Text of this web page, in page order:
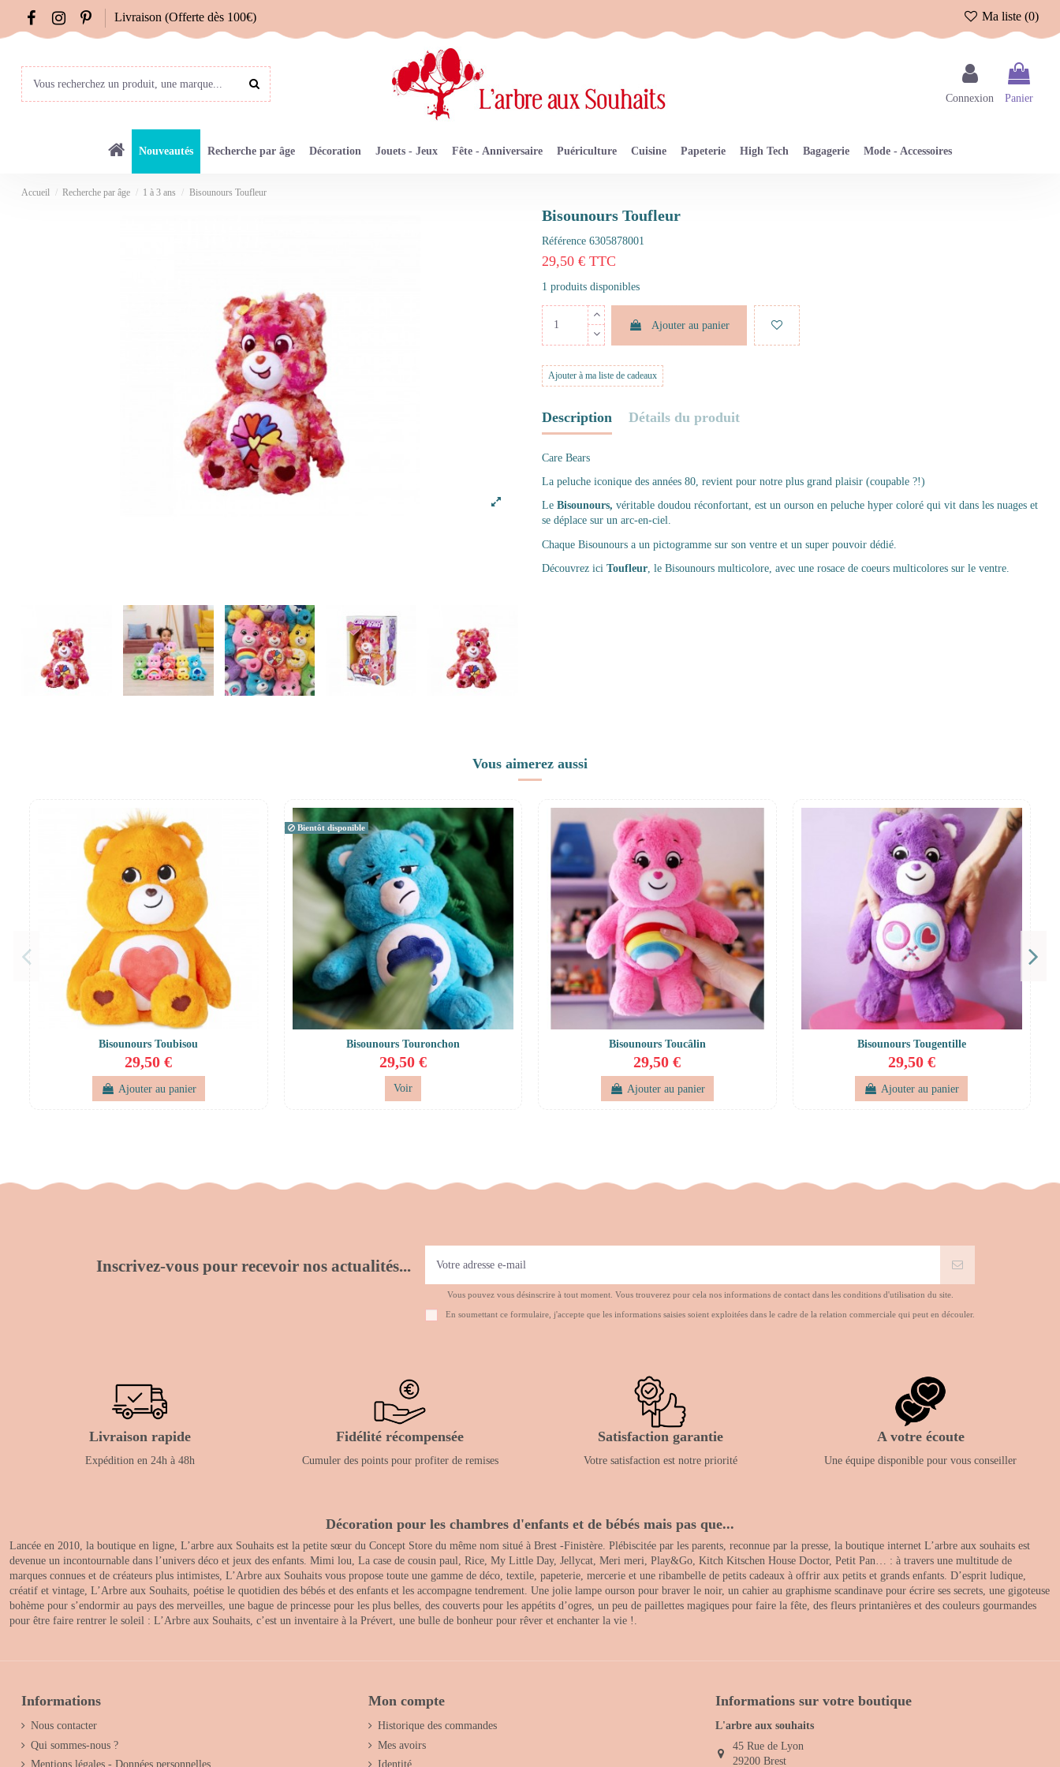
Livraison (Offerte dès 100€) Ma liste (0)
Connexion Panier
Nouveautés Recherche par âge Décoration Jouets - Jeux Fête - Anniversaire Puériculture Cuisine Papeterie High Tech Bagagerie Mode - Accessoires
Accueil Recherche par âge 1 à 3 ans Bisounours Toufleur
Bisounours Toufleur
Référence 6305878001
29,50 € TTC
1 produits disponibles
Ajouter au panier
Ajouter à ma liste de cadeaux
Description Détails du produit
Care Bears
La peluche iconique des années 80, revient pour notre plus grand plaisir (coupable ?!)
Le Bisounours, véritable doudou réconfortant, est un ourson en peluche hyper coloré qui vit dans les nuages et
se déplace sur un arc-en-ciel.
Chaque Bisounours a un pictogramme sur son ventre et un super pouvoir dédié.
Découvrez ici Toufleur , le Bisounours multicolore, avec une rosace de coeurs multicolores sur le ventre.
Vous aimerez aussi
Bisounours Toubisou
29,50 €
Ajouter au panier
Bientôt disponible
Bisounours Touronchon
29,50 €
Voir
Bisounours Toucâlin
29,50 €
Ajouter au panier
Bisounours Tougentille
29,50 €
Ajouter au panier
Inscrivez-vous pour recevoir nos actualités...
Vous pouvez vous désinscrire à tout moment. Vous trouverez pour cela nos informations de contact dans les conditions d'utilisation du site.
En soumettant ce formulaire, j'accepte que les informations saisies soient exploitées dans le cadre de la relation commerciale qui peut en découler.
Livraison rapide
Expédition en 24h à 48h
Fidélité récompensée
Cumuler des points pour profiter de remises
Satisfaction garantie
Votre satisfaction est notre priorité
A votre écoute
Une équipe disponible pour vous conseiller
Décoration pour les chambres d'enfants et de bébés mais pas que...
Lancée en 2010, la boutique en ligne, L’arbre aux Souhaits est la petite sœur du Concept Store du même nom situé à Brest -Finistère. Plébiscitée par les parents, reconnue par la presse, la boutique internet L’arbre aux souhaits est
devenue un incontournable dans l’univers déco et jeux des enfants. Mimi lou, La case de cousin paul, Rice, My Little Day, Jellycat, Meri meri, Play&Go, Kitch Kitschen House Doctor, Petit Pan… : à travers une multitude de
marques connues et de créateurs plus intimistes, L’Arbre aux Souhaits vous propose toute une gamme de déco, textile, papeterie, mercerie et une ribambelle de petits cadeaux à offrir aux petits et grands enfants. D’esprit ludique,
créatif et vintage, L’Arbre aux Souhaits, poétise le quotidien des bébés et des enfants et les accompagne tendrement. Une jolie lampe ourson pour braver le noir, un cahier au graphisme scandinave pour écrire ses secrets, une gigoteuse
bohème pour s’endormir au pays des merveilles, une bague de princesse pour les plus belles, des couverts pour les appétits d’ogres, un peu de paillettes magiques pour faire la fête, des fleurs printanières et des couleurs gourmandes
pour être faire rentrer le soleil : L’Arbre aux Souhaits, c’est un inventaire à la Prévert, une bulle de bonheur pour rêver et enchanter la vie !.
Informations
Nous contacter
Qui sommes-nous ?
Mentions légales - Données personnelles
Mon compte
Historique des commandes
Mes avoirs
Identité
Informations sur votre boutique
L'arbre aux souhaits
45 Rue de Lyon
29200 Brest